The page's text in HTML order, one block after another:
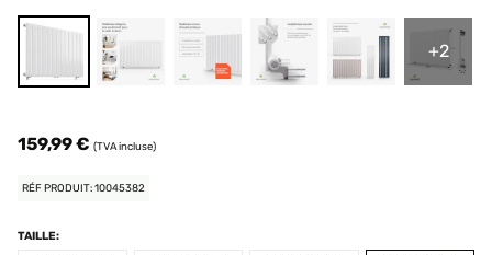
+2
159,99 € (TVA incluse)
RÉF PRODUIT: 10045382
TAILLE: